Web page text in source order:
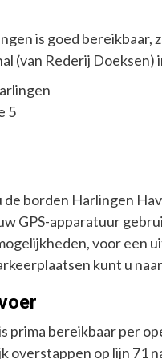
is goed
(van Rederij Doeksen)
5
borden Harlingen
GPS-apparatuur
voor een
kunt u
prima bereikbaar per
overstappen op lijn 71